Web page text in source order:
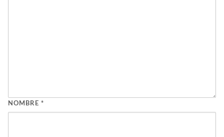
NOMBRE *